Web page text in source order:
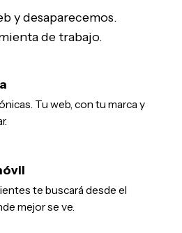
y desaparecemos.
de trabajo.
Tu web, con tu marca y
te buscará desde el
mejor se ve.